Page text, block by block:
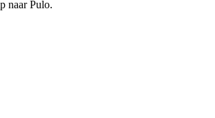
naar Pulo.